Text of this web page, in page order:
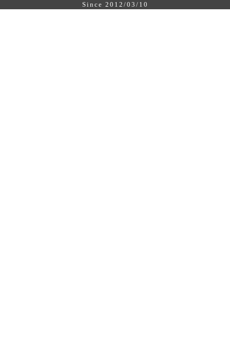
Since 2012/03/10